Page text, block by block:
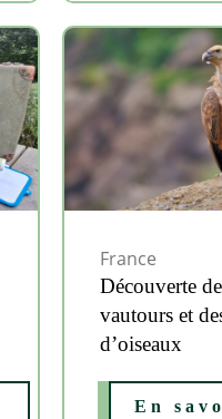
France
Découverte
vautours et
d’oiseaux
En